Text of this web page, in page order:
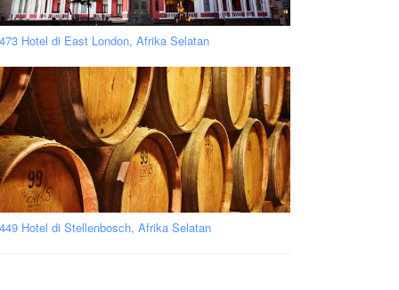
473 Hotel di East London, Afrika Selatan
449 Hotel di Stellenbosch, Afrika Selatan